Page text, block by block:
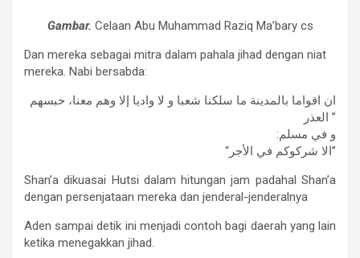
Gambar. Celaan Abu Muhammad Raziq Ma’bary cs
Dan mereka sebagai mitra dalam pahala jihad dengan niat
mereka. Nabi bersabda:
ان اقواما بالمدينة ما سلكنا شعبا و لا واديا إلا وهم معنا، حبسهم
العذر ”
:و في مسلم
“الا شركوكم في الأجر”
Shan’a dikuasai Hutsi dalam hitungan jam padahal Shan’a
dengan persenjataan mereka dan jenderal-jenderalnya
Aden sampai detik ini menjadi contoh bagi daerah yang lain
ketika menegakkan jihad.